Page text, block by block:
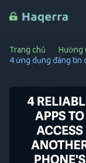
Trang chủ
Hướng
4 ứng dụng đáng tin